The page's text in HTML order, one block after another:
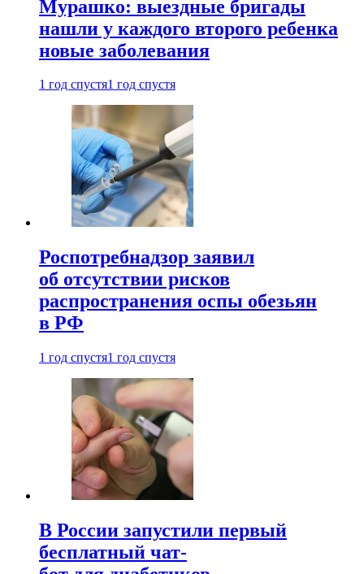
Мурашко: выездные бригады
нашли у каждого второго ребенка
новые заболевания
1 год спустя1 год спустя
Роспотребнадзор заявил
об отсутствии рисков
распространения оспы обезьян
в РФ
1 год спустя1 год спустя
В России запустили первый
бесплатный чат-